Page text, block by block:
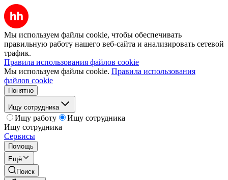
Мы используем файлы cookie, чтобы обеспечивать
правильную работу нашего веб-сайта и анализировать сетевой
трафик.
Правила использования файлов cookie
Мы используем файлы cookie. Правила использования
файлов cookie
Понятно
Ищу сотрудника
Ищу работу
Ищу сотрудника
Ищу сотрудника
Сервисы
Помощь
Ещё
Поиск